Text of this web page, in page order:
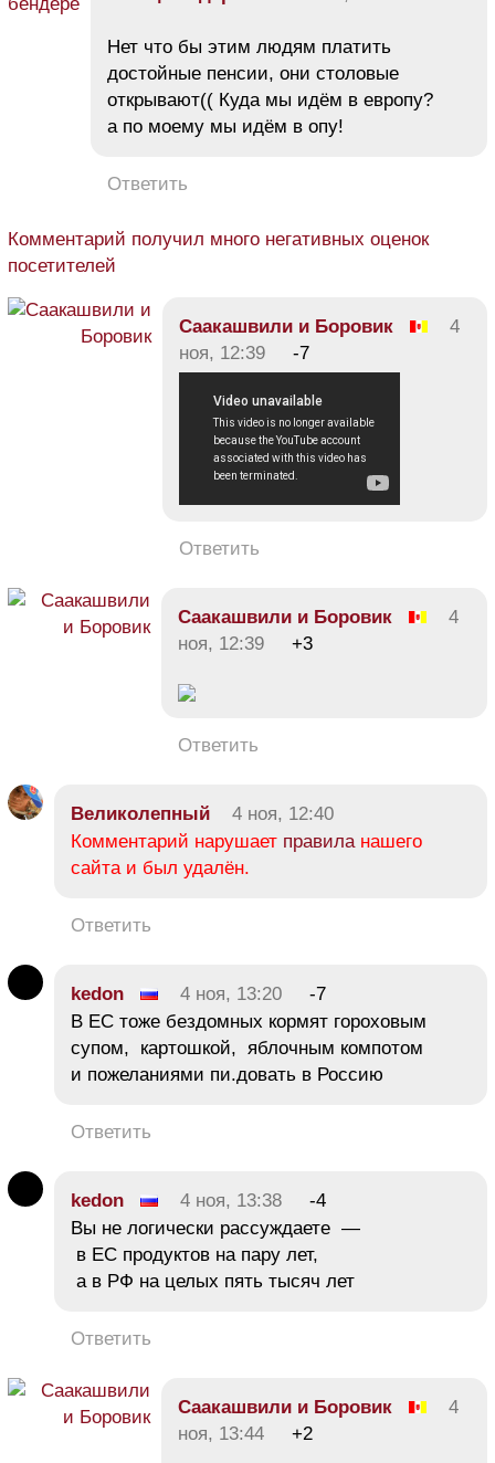
Нет что бы этим людям платить
достойные пенсии, они столовые
открывают(( Куда мы идём в европу?
а по моему мы идём в опу!
Ответить
Комментарий получил много негативных оценок
посетителей
Саакашвили и Боровик
4
ноя, 12:39
-7
Ответить
Саакашвили и Боровик
4
ноя, 12:39
+3
Ответить
Великолепный
4 ноя, 12:40
Комментарий нарушает правиланашего
сайта и был удалён.
Ответить
kedon 4 ноя, 13:20
-7
В ЕС тоже бездомных кормят гороховым
супом, картошкой, яблочным компотом
и пожеланиями пи.довать в Россию
Ответить
kedon 4 ноя, 13:38
-4
Вы не логически рассуждаете —
в ЕС продуктов на пару лет,
а в РФ на целых пять тысяч лет
Ответить
Саакашвили и Боровик
4
ноя, 13:44
+2